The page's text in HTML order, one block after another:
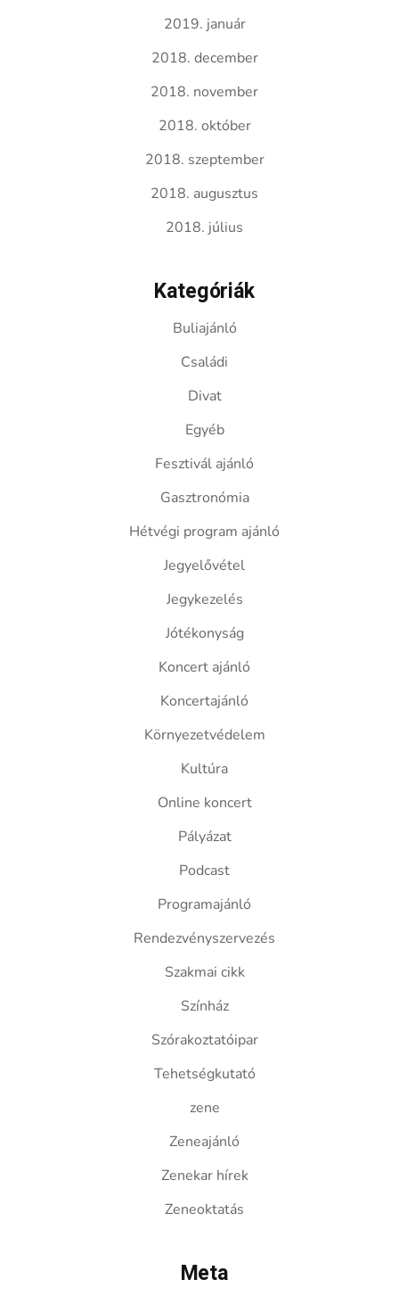
2019. január
2018. december
2018. november
2018. október
2018. szeptember
2018. augusztus
2018. július
Kategóriák
Buliajánló
Családi
Divat
Egyéb
Fesztivál ajánló
Gasztronómia
Hétvégi program ajánló
Jegyelővétel
Jegykezelés
Jótékonyság
Koncert ajánló
Koncertajánló
Környezetvédelem
Kultúra
Online koncert
Pályázat
Podcast
Programajánló
Rendezvényszervezés
Szakmai cikk
Színház
Szórakoztatóipar
Tehetségkutató
zene
Zeneajánló
Zenekar hírek
Zeneoktatás
Meta